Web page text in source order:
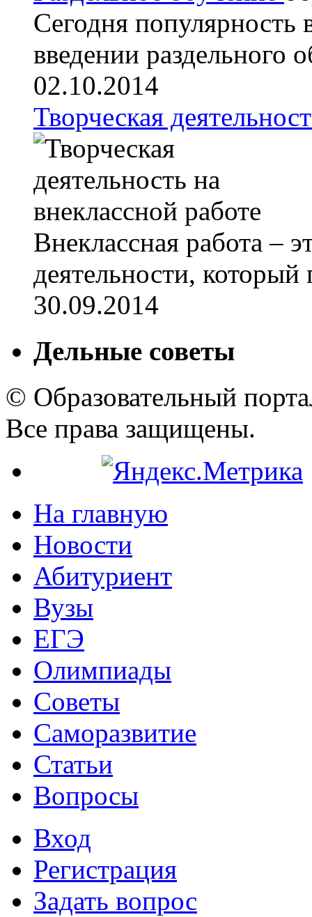
Сегодня популярность
введении раздельного
02.10.2014
Творческая
Внеклассная работа –
деятельности, который
30.09.2014
Дельные советы
© Образовательный
Все права защищены.
На главную
Новости
Абитуриент
Вузы
ЕГЭ
Олимпиады
Советы
Саморазвитие
Статьи
Вопросы
Вход
Регистрация
Задать вопрос